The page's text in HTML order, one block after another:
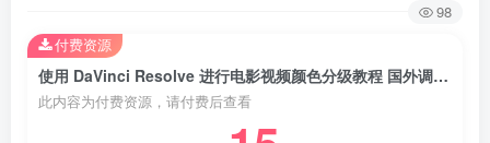
98
使用 DaVinci Resolve 进行电影视频颜色分级教程 国外调色大师主讲，共计是25节，有配套中文字幕
此内容为付费资源，请付费后查看
付费资源